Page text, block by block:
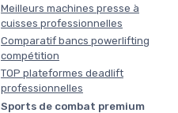
Meilleurs machines presse à
cuisses professionnelles
Comparatif bancs powerlifting
compétition
TOP plateformes deadlift
professionnelles
Sports de combat premium